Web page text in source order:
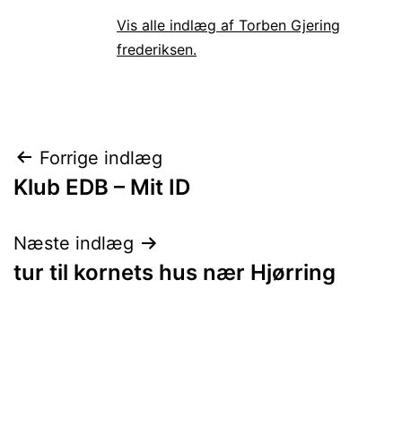
Vis alle indlæg af Torben Gjering
frederiksen.
Indlægsnavigation
Forrige indlæg
Klub EDB – Mit ID
Næste indlæg
tur til kornets hus nær Hjørring